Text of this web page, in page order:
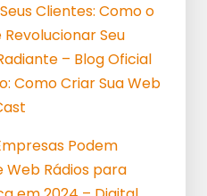
Clientes: Como o
Seu
– Blog Oficial
Como Criar Sua Web
Podem
Web Rádios para